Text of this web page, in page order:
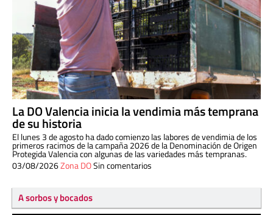
La DO Valencia inicia la vendimia más temprana
de su historia
El lunes 3 de agosto ha dado comienzo las labores de vendimia de los
primeros racimos de la campaña 2026 de la Denominación de Origen
Protegida Valencia con algunas de las variedades más tempranas.
03/08/2026Zona DOSin comentarios
A sorbos y bocados